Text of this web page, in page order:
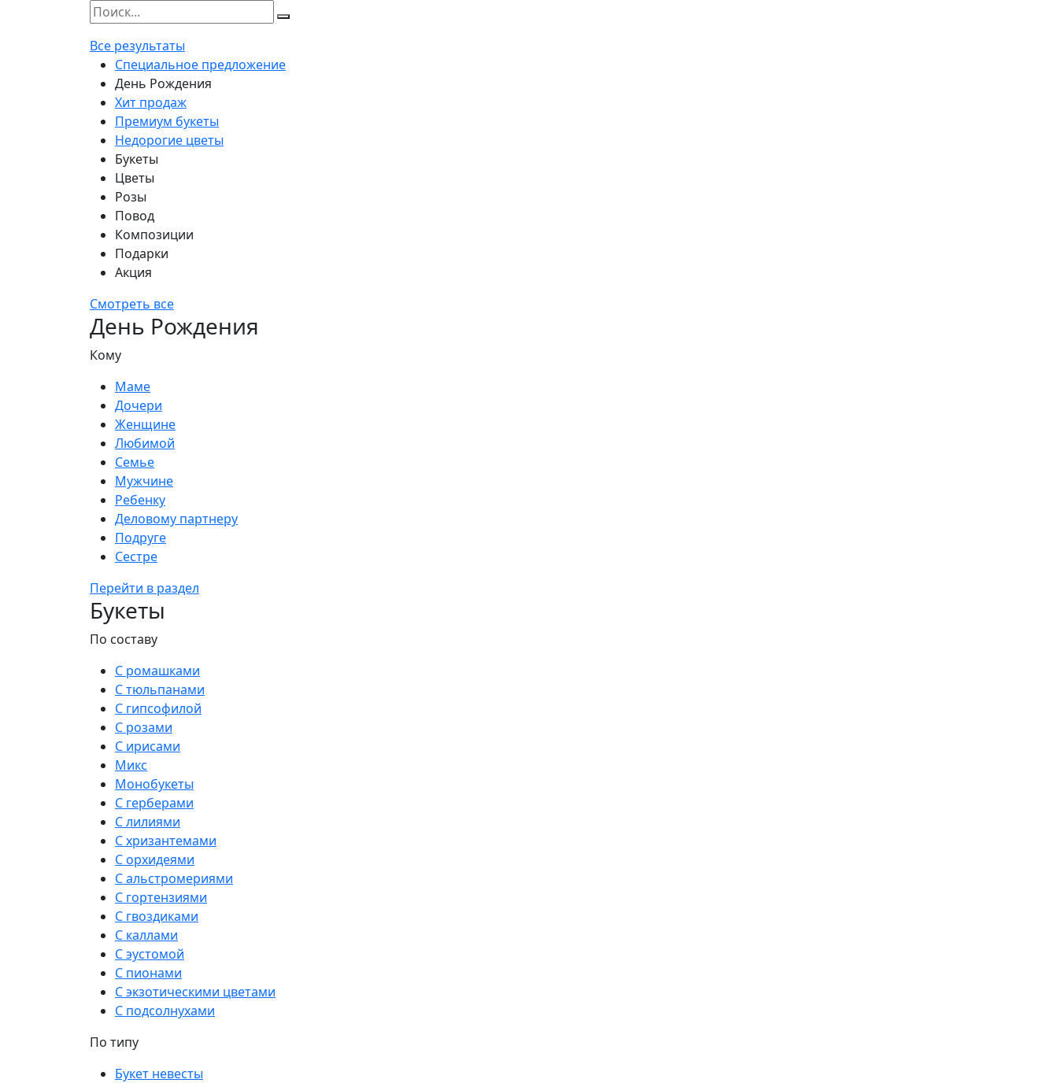
Все результаты
Специальное предложение
День Рождения
Хит продаж
Премиум букеты
Недорогие цветы
Букеты
Цветы
Розы
Повод
Композиции
Подарки
Акция
Смотреть все
День Рождения
Кому
Маме
Дочери
Женщине
Любимой
Семье
Мужчине
Ребенку
Деловому партнеру
Подруге
Сестре
Перейти в раздел
Букеты
По составу
С ромашками
С тюльпанами
С гипсофилой
С розами
С ирисами
Микс
Монобукеты
С герберами
С лилиями
С хризантемами
С орхидеями
С альстромериями
С гортензиями
С гвоздиками
С каллами
С эустомой
С пионами
С экзотическими цветами
С подсолнухами
По типу
Букет невесты